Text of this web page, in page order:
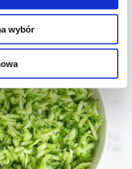
wybór
kcal 20